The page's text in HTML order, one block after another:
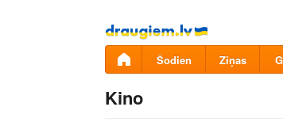
Pāriet
uz
saturu
Šodien Ziņas
Kino